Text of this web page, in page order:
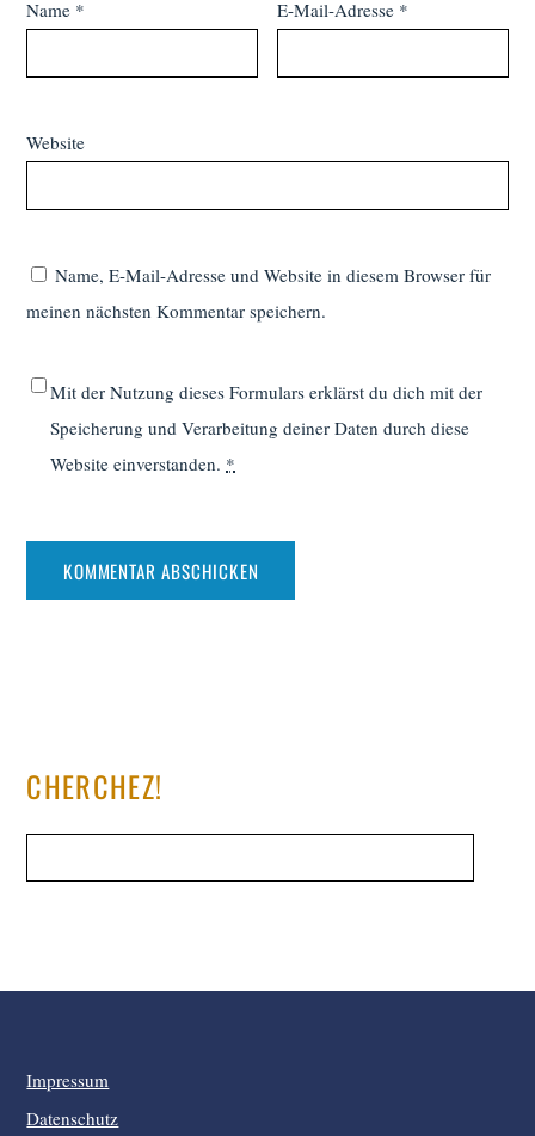
Name * E-Mail-Adresse *
Website
Name, E-Mail-Adresse und Website in diesem Browser für
meinen nächsten Kommentar speichern.
Mit der Nutzung dieses Formulars erklärst du dich mit der
Speicherung und Verarbeitung deiner Daten durch diese
Website einverstanden. *
CHERCHEZ!
Impressum
Datenschutz